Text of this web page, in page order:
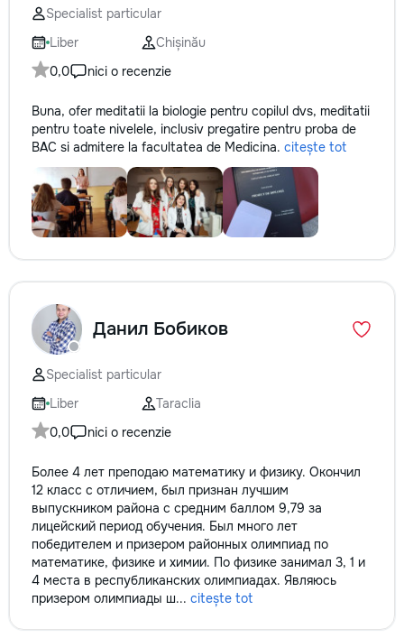
Specialist particular
Liber
Chișinău
0,0
nici o recenzie
Buna, ofer meditatii la biologie pentru copilul dvs, meditatii
pentru toate nivelele, inclusiv pregatire pentru proba de
BAC si admitere la facultatea de Medicina. citește tot
Данил Бобиков
Specialist particular
Liber
Taraclia
0,0
nici o recenzie
Более 4 лет преподаю математику и физику. Окончил
12 класс с отличием, был признан лучшим
выпускником района с средним баллом 9,79 за
лицейский период обучения. Был много лет
победителем и призером районных олимпиад по
математике, физике и химии. По физике занимал 3, 1 и
4 места в республиканских олимпиадах. Являюсь
призером олимпиады ш... citește tot